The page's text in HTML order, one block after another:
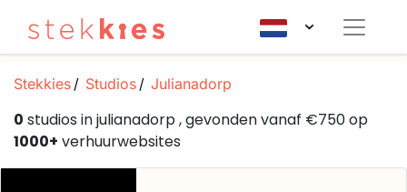
Stekkies Studios Julianadorp
0 studios in julianadorp , gevonden vanaf €750 op
1000+ verhuurwebsites